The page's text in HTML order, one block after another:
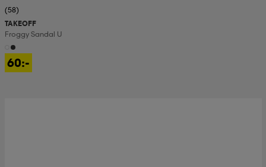
(58)
TAKEOFF
Froggy Sandal U
60:-